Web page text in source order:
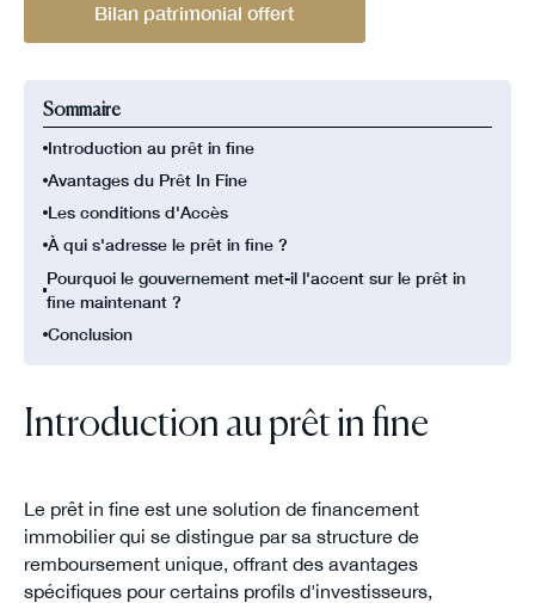
Bilan patrimonial offert
Sommaire
Introduction au prêt in fine
Avantages du Prêt In Fine‍
Les conditions d'Accès
À qui s'adresse le prêt in fine ?
Pourquoi le gouvernement met-il l'accent sur le prêt in
fine maintenant ?
Conclusion
Introduction au prêt in fine
Le prêt in fine est une solution de financement
immobilier qui se distingue par sa structure de
remboursement unique, offrant des avantages
spécifiques pour certains profils d'investisseurs,